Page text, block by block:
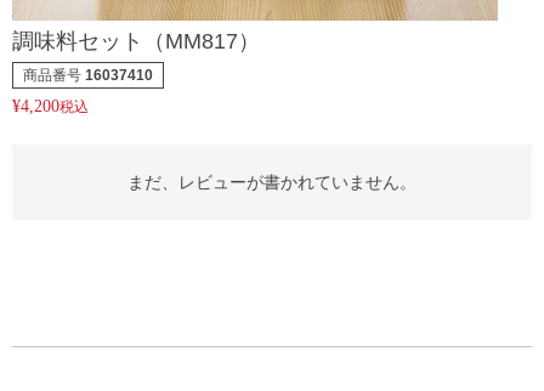
調味料セット（MM817）
商品番号 16037410
¥4,200税込
まだ、レビューが書かれていません。